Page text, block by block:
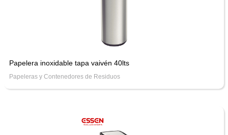
Papelera inoxidable tapa vaivén 40lts
Papeleras y Contenedores de Residuos